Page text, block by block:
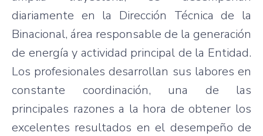
diariamente en la Dirección Técnica de la
Binacional, área responsable de la generación
de energía y actividad principal de la Entidad.
Los profesionales desarrollan sus labores en
constante coordinación, una de las
principales razones a la hora de obtener los
excelentes resultados en el desempeño de